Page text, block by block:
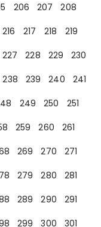
206 207
208
216 217 218
219
227 228 229
230
238 239 240
241
249 250
251
259 260
261
269 270
271
279 280
281
289 290
291
299 300 301